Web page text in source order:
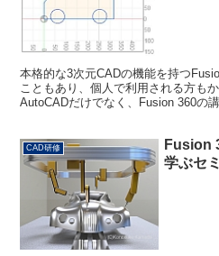
本格的な3次元CADの機能を持つ
こともあり、個人で利用される方も
AutoCADだけでなく、Fusion 360の
CAD研修
Fusion
学ぶセ